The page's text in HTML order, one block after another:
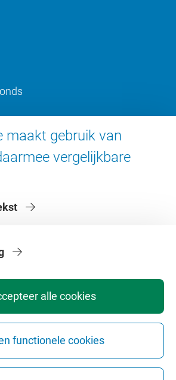
maakt gebruik van
vergelijkbare
alle cookies
functionele cookies
WebcolofonCookie instellingen